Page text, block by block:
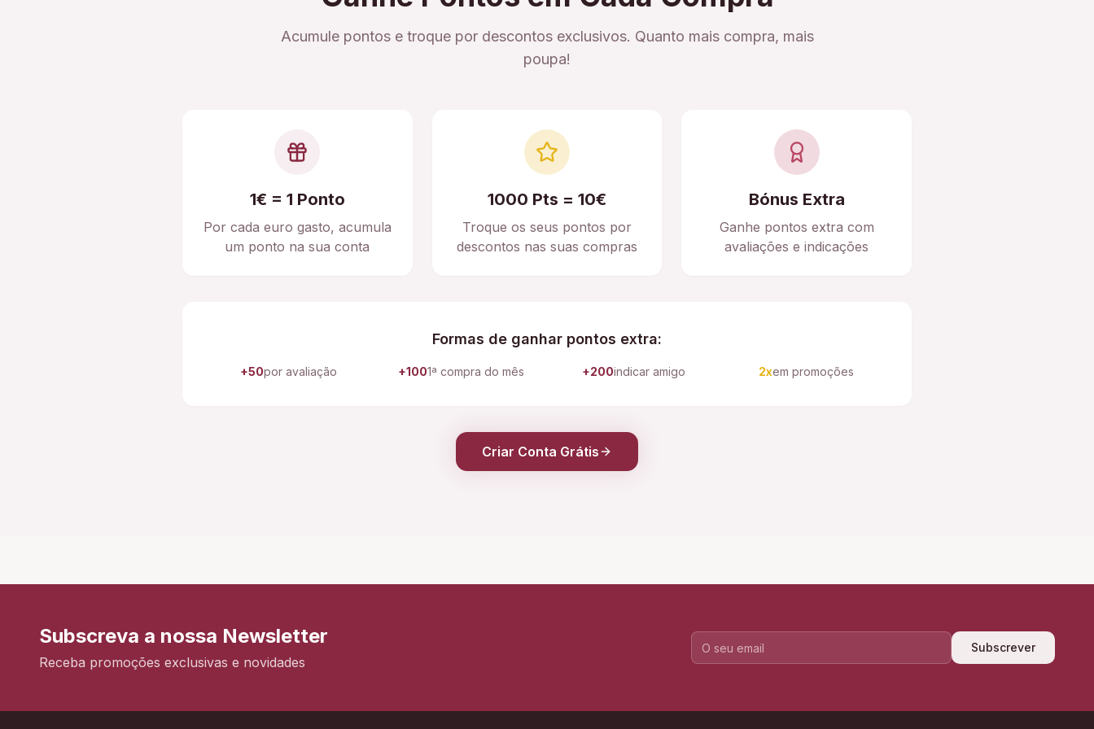
Acumule pontos e troque por descontos exclusivos. Quanto mais compra, mais
poupa!
1€ = 1 Ponto
Por cada euro gasto, acumula
um ponto na sua conta
1000 Pts = 10€
Troque os seus pontos por
descontos nas suas compras
Bónus Extra
Ganhe pontos extra com
avaliações e indicações
Formas de ganhar pontos extra:
+50por avaliação +1001ª compra do mês +200indicar amigo 2xem promoções
Criar Conta Grátis
Subscreva a nossa Newsletter
Receba promoções exclusivas e novidades
Subscrever